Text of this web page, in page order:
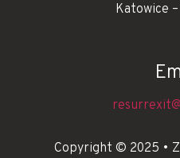
Katowice
Copyright © 2025 •